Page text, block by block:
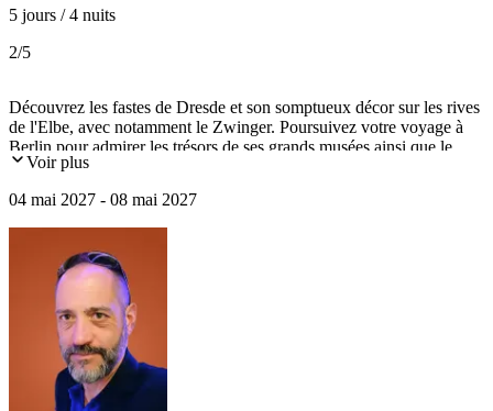
5 jours / 4 nuits
2/5
Découvrez les fastes de Dresde et son somptueux décor sur les rives
de l'Elbe, avec notamment le Zwinger. Poursuivez votre voyage à
Berlin pour admirer les trésors de ses grands musées ainsi que le
château de Sans-souci.
Voir plus
04 mai 2027 - 08 mai 2027